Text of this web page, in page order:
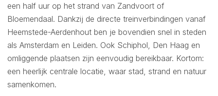
een half uur op het strand van Zandvoort of
Bloemendaal. Dankzij de directe treinverbindingen vanaf
Heemstede-Aerdenhout ben je bovendien snel in steden
als Amsterdam en Leiden. Ook Schiphol, Den Haag en
omliggende plaatsen zijn eenvoudig bereikbaar. Kortom:
een heerlijk centrale locatie, waar stad, strand en natuur
samenkomen.